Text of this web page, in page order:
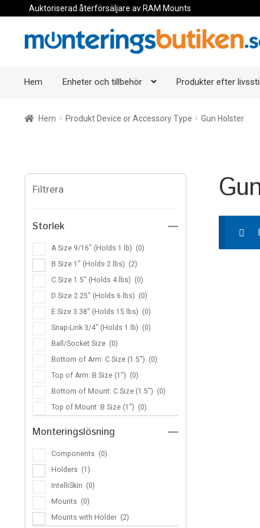
Auktoriserad återförsäljare av RAM Mounts
Hoppa
till
Hoppa
till
Hem Enheter och tillbehör Produkter efter
Hem Produkt Device or Accessory Type Gun Holster
Filtrera
Storlek —
A Size 9/16″ (Holds 1 lb) (0)
B Size 1″ (Holds 2 lbs) (2)
C Size 1.5″ (Holds 4 lbs) (0)
D Size 2.25″ (Holds 6 lbs) (0)
E Size 3.38″ (Holds 15 lbs) (0)
Snap-Link 3/4″ (Holds 1 lb) (0)
Ball/Socket Size (0)
Bottom of Arm: C Size (1.5") (0)
Top of Arm: B Size (1") (0)
Bottom of Mount: C Size (1.5") (0)
Top of Mount: B Size (1") (0)
Monteringslösning —
Components (0)
Holders (1)
IntelliSkin (0)
Mounts (0)
Mounts with Holder (2)